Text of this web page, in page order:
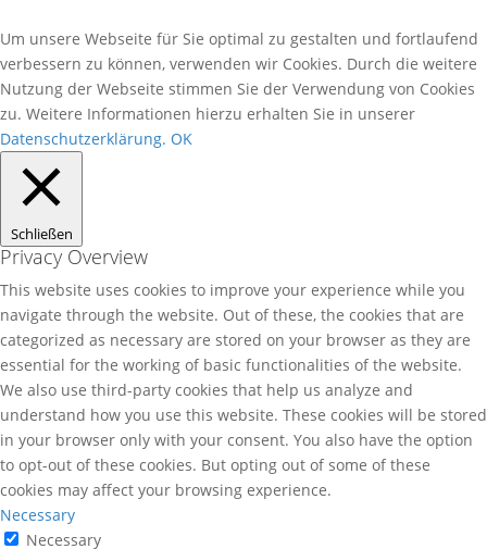
Um unsere Webseite für Sie optimal zu gestalten und fortlaufend
verbessern zu können, verwenden wir Cookies. Durch die weitere
Nutzung der Webseite stimmen Sie der Verwendung von Cookies
zu. Weitere Informationen hierzu erhalten Sie in unserer
Datenschutzerklärung. OK
Schließen
Privacy Overview
This website uses cookies to improve your experience while you
navigate through the website. Out of these, the cookies that are
categorized as necessary are stored on your browser as they are
essential for the working of basic functionalities of the website.
We also use third-party cookies that help us analyze and
understand how you use this website. These cookies will be stored
in your browser only with your consent. You also have the option
to opt-out of these cookies. But opting out of some of these
cookies may affect your browsing experience.
Necessary
Necessary